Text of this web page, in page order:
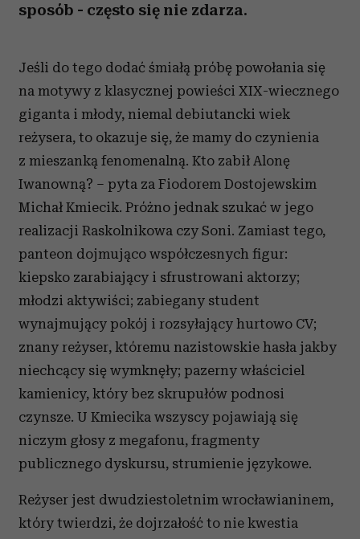
sposób - często się nie zdarza.
Jeśli do tego dodać śmiałą próbę powołania się
na motywy z klasycznej powieści XIX-wiecznego
giganta i młody, niemal debiutancki wiek
reżysera, to okazuje się, że mamy do czynienia
z mieszanką fenomenalną. Kto zabił Alonę
Iwanowną? – pyta za Fiodorem Dostojewskim
Michał Kmiecik. Próżno jednak szukać w jego
realizacji Raskolnikowa czy Soni. Zamiast tego,
panteon dojmująco współczesnych figur:
kiepsko zarabiający i sfrustrowani aktorzy;
młodzi aktywiści; zabiegany student
wynajmujący pokój i rozsyłający hurtowo CV;
znany reżyser, któremu nazistowskie hasła jakby
niechcący się wymknęły; pazerny właściciel
kamienicy, który bez skrupułów podnosi
czynsze. U Kmiecika wszyscy pojawiają się
niczym głosy z megafonu, fragmenty
publicznego dyskursu, strumienie językowe.
Reżyser jest dwudziestoletnim wrocławianinem,
który twierdzi, że dojrzałość to nie kwestia